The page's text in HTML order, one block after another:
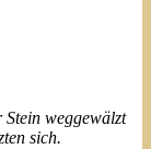
Stein weggewälzt
sich.